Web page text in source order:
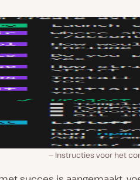
Instructies voor het